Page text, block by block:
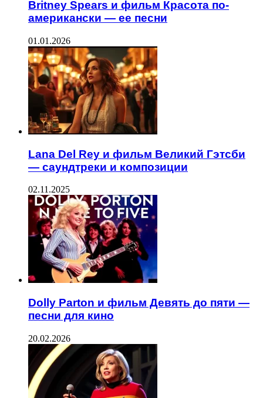
Britney Spears и фильм Красота по-
американски — ее песни
01.01.2026
Lana Del Rey и фильм Великий Гэтсби
— саундтреки и композиции
02.11.2025
Dolly Parton и фильм Девять до пяти —
песни для кино
20.02.2026